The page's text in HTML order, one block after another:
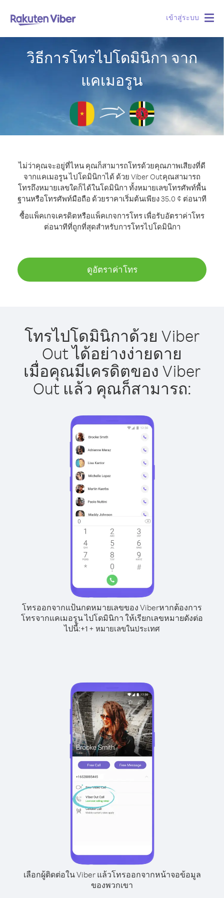
เข้าสู่ระบบ
วิธีการโทรไปโดมินิกา จาก
แคเมอรูน
ไม่ว่าคุณจะอยู่ที่ไหน คุณก็สามารถโทรด้วยคุณภาพเสียงที่ดี
จากแคเมอรูน ไปโดมินิกาได้ ด้วย Viber Outคุณสามารถ
โทรถึงหมายเลขใดก็ได้ในโดมินิกา ทั้งหมายเลขโทรศัพท์พื้น
ฐานหรือโทรศัพท์มือถือ ด้วยราคาเริ่มต้นเพียง 35.0 ¢ ต่อนาที
ซื้อแพ็คเกจเครดิตหรือแพ็คเกจการโทร เพื่อรับอัตราค่าโทร
ต่อนาทีที่ถูกที่สุดสำหรับการโทรไปโดมินิกา
ดูอัตราค่าโทร
โทรไปโดมินิกาด้วย Viber
Out ได้อย่างง่ายดาย
เมื่อคุณมีเครดิตของ Viber
Out แล้ว คุณก็สามารถ:
โทรออกจากแป้นกดหมายเลขของ Viberหากต้องการ
โทรจากแคเมอรูน ไปโดมินิกา ให้เรียกเลขหมายดังต่อ
ไปนี้:+1 + หมายเลขในประเทศ
เลือกผู้ติดต่อใน Viber แล้วโทรออกจากหน้าจอข้อมูล
ของพวกเขา